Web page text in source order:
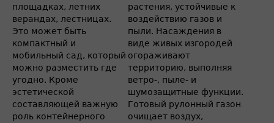
площадках, летних
верандах, лестницах.
Это может быть
компактный и
мобильный сад, который
можно разместить где
угодно. Кроме
эстетической
составляющей важную
роль контейнерного
растения, устойчивые к
воздействию газов и
пыли. Насаждения в
виде живых изгородей
огораживают
территорию, выполняя
ветро-, пыле- и
шумозащитные функции.
Готовый рулонный газон
очищает воздух,